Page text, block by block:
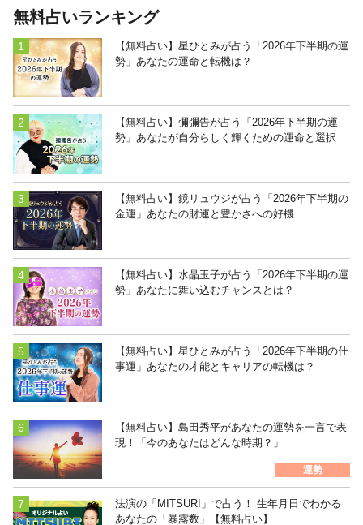
無料占いランキング
【無料占い】星ひとみが占う「2026年下半期の運
勢」あなたの運命と転機は？
【無料占い】彌彌告が占う「2026年下半期の運
勢」あなたが自分らしく輝くための運命と選択
【無料占い】鏡リュウジが占う「2026年下半期の
金運」あなたの財運と豊かさへの好機
【無料占い】水晶玉子が占う「2026年下半期の運
勢」あなたに舞い込むチャンスとは？
【無料占い】星ひとみが占う「2026年下半期の仕
事運」あなたの才能とキャリアの転機は？
【無料占い】島田秀平があなたの運勢を一言で表
現！「今のあなたはどんな時期？」
運勢
法演の「MITSURI」で占う！ 生年月日でわかる
あなたの「暴露数」【無料占い】